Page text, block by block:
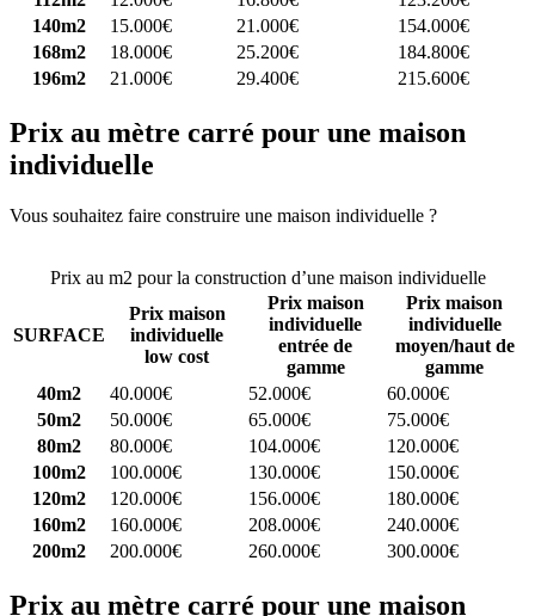
140m2
15.000€ 21.000€
154.000€
168m2
18.000€ 25.200€
184.800€
196m2
21.000€ 29.400€ 215.600€
Prix au mètre carré pour une maison
individuelle
Vous souhaitez faire construire une maison individuelle ?
Prix au m2 pour la construction d’une maison individuelle
SURFACE
Prix maison
individuelle
low cost
Prix maison
individuelle
entrée de
gamme
Prix maison
individuelle
moyen/haut de
gamme
40m2
40.000€ 52.000€
60.000€
50m2
50.000€ 65.000€
75.000€
80m2
80.000€ 104.000€
120.000€
100m2
100.000€ 130.000€
150.000€
120m2
120.000€ 156.000€
180.000€
160m2
160.000€ 208.000€
240.000€
200m2
200.000€ 260.000€ 300.000€
Prix au mètre carré pour une maison